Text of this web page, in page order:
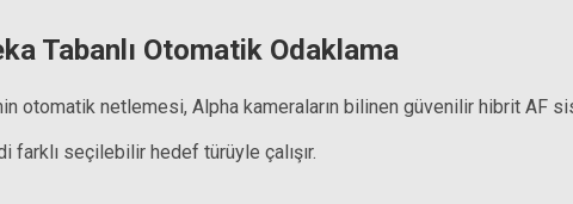
Tabanlı Otomatik Odaklama
otomatik netlemesi, Alpha kameraların bilinen güvenilir hibrit AF
farklı seçilebilir hedef türüyle çalışır.